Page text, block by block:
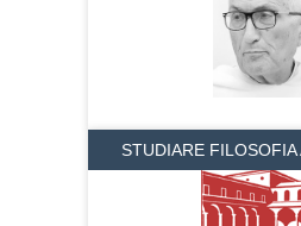
STUDIARE FILOSOFIA